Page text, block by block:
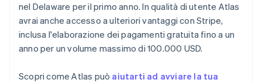
nel Delaware per il primo anno. In qualità di utente Atlas
avrai anche accesso a ulteriori vantaggi con Stripe,
inclusa l'elaborazione dei pagamenti gratuita fino a un
anno per un volume massimo di 100.000 USD.
Scopri come Atlas può aiutarti ad avviare la tua